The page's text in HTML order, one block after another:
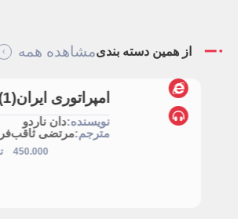
از همین دسته بندیمشاهده همه
امپراتوری ایران‌(1)
نویسنده:دان ناردو
مترجم: مرتضی ثاقب‌فر
450.000 تومان